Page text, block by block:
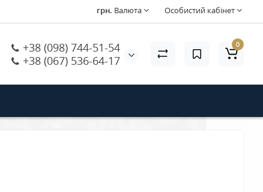
Особистий кабінет
грн. Валюта
+38 (098) 744-51-54
+38 (067) 536-64-17
0